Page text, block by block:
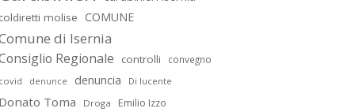
coldiretti molise COMUNE
di Isernia
Regionale controlli convegno
covid denunce denuncia Di lucente
Donato Toma Droga Emilio Izzo